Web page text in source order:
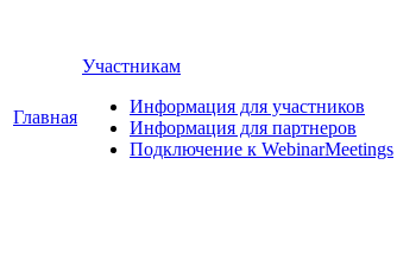
Главная
Участникам
Информация для участников
Информация для партнеров
Подключение к WebinarMeetings